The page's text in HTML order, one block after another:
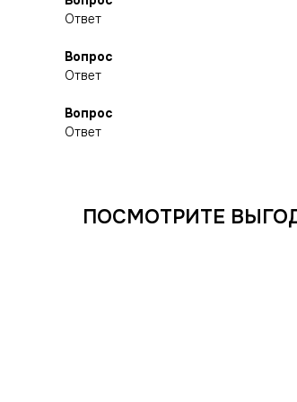
Ответ
Вопрос
Ответ
Вопрос
Ответ
ПОСМОТРИТЕ